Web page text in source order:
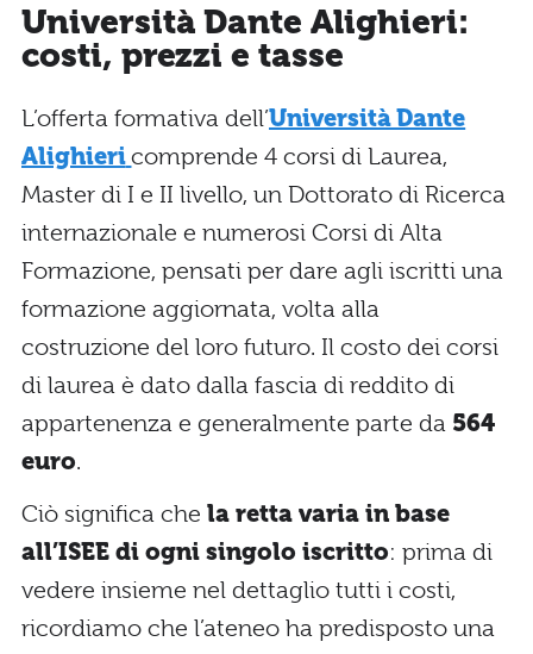
Università Dante Alighieri:
costi, prezzi e tasse
L’offerta formativa dell’Università Dante
Alighieri comprende 4 corsi di Laurea,
Master di I e II livello, un Dottorato di Ricerca
internazionale e numerosi Corsi di Alta
Formazione, pensati per dare agli iscritti una
formazione aggiornata, volta alla
costruzione del loro futuro. Il costo dei corsi
di laurea è dato dalla fascia di reddito di
appartenenza e generalmente parte da 564
euro.
Ciò significa che la retta varia in base
all’ISEE di ogni singolo iscritto: prima di
vedere insieme nel dettaglio tutti i costi,
ricordiamo che l’ateneo ha predisposto una